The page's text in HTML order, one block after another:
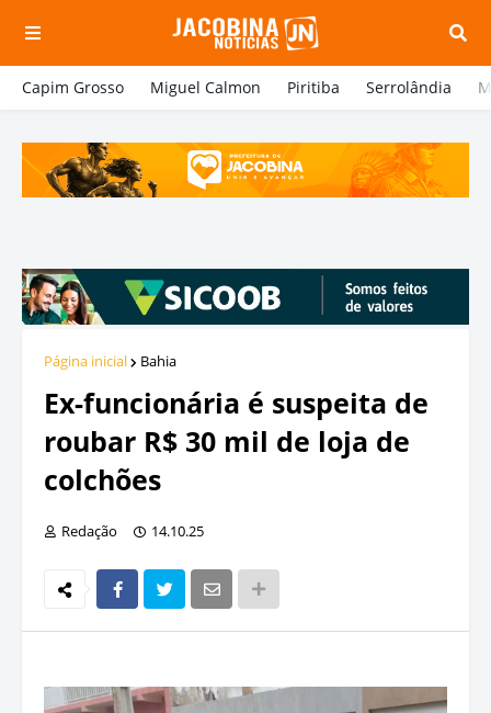
Capim Grosso Miguel Calmon Piritiba Serrolândia
Página inicial Bahia
Ex-funcionária é suspeita de
roubar R$ 30 mil de loja de
colchões
Redação 14.10.25